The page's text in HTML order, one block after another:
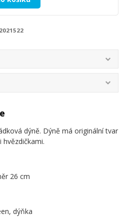
dýně. Dýně má originální tvar
26 cm
dýňka